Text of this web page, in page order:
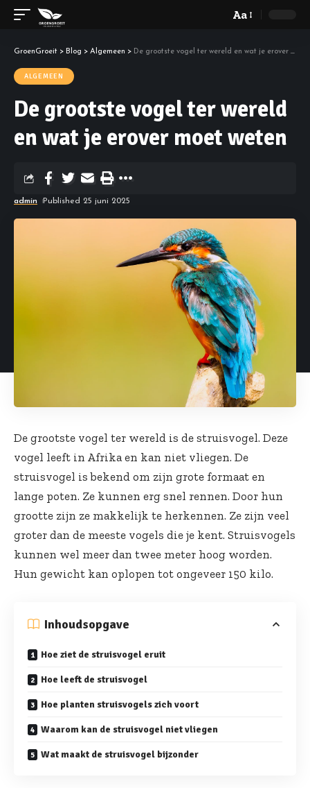
Aa
GroenGroeit > Blog > Algemeen > De grootste vogel ter wereld en wat je erover moet weten
ALGEMEEN
De grootste vogel ter wereld
en wat je erover moet weten
admin Published 25 juni 2025
De grootste vogel ter wereld is de struisvogel. Deze
vogel leeft in Afrika en kan niet vliegen. De
struisvogel is bekend om zijn grote formaat en
lange poten. Ze kunnen erg snel rennen. Door hun
grootte zijn ze makkelijk te herkennen. Ze zijn veel
groter dan de meeste vogels die je kent. Struisvogels
kunnen wel meer dan twee meter hoog worden.
Hun gewicht kan oplopen tot ongeveer 150 kilo.
Inhoudsopgave
Hoe ziet de struisvogel eruit
Hoe leeft de struisvogel
Hoe planten struisvogels zich voort
Waarom kan de struisvogel niet vliegen
Wat maakt de struisvogel bijzonder